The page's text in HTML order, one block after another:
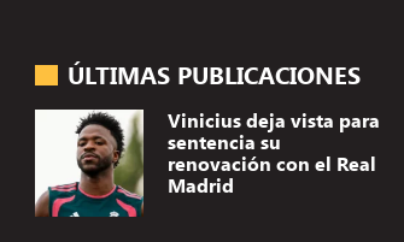
ÚLTIMAS PUBLICACIONES
Vinicius deja vista para
sentencia su
renovación con el Real
Madrid